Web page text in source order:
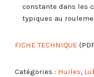
constante dans les
typiques au
FICHE TECHNIQUE
Catégories : Huiles,